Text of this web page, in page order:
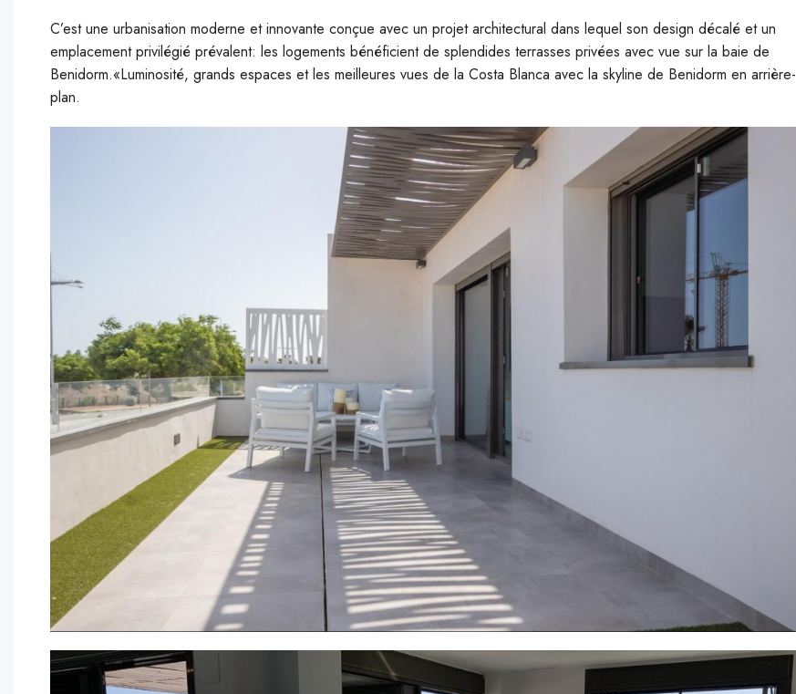
C’est une urbanisation moderne et innovante conçue avec un projet architectural dans lequel son design décalé et un
emplacement privilégié prévalent: les logements bénéficient de splendides terrasses privées avec vue sur la baie de
Benidorm.«Luminosité, grands espaces et les meilleures vues de la Costa Blanca avec la skyline de Benidorm en arrière-
plan.